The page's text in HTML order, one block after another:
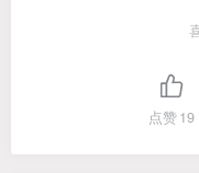
点赞19